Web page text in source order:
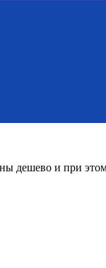
и при этом